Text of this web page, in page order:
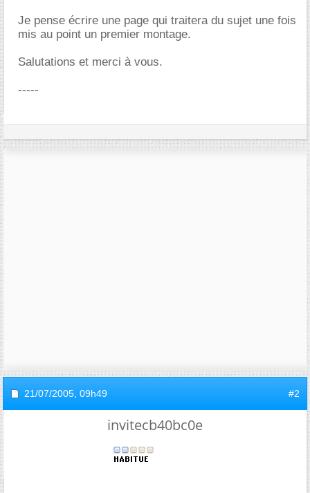
Je pense écrire une page qui traitera du sujet une fois
mis au point un premier montage.
Salutations et merci à vous.
-----
21/07/2005, 09h49 #2
invitecb40bc0e